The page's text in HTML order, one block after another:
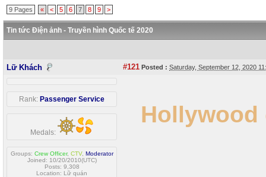
9 Pages « < 5 6 7 8 9 >
Tin tức Điện ảnh - Truyền hình Quốc tế 2020
Lữ Khách #121 Posted : Saturday, September 12, 2020
Rank: Passenger Service
Medals:
Groups: Crew Officer, CTV, Moderator
Joined: 10/20/2010(UTC)
Posts: 9,308
Location: Lữ quán
Hollywood